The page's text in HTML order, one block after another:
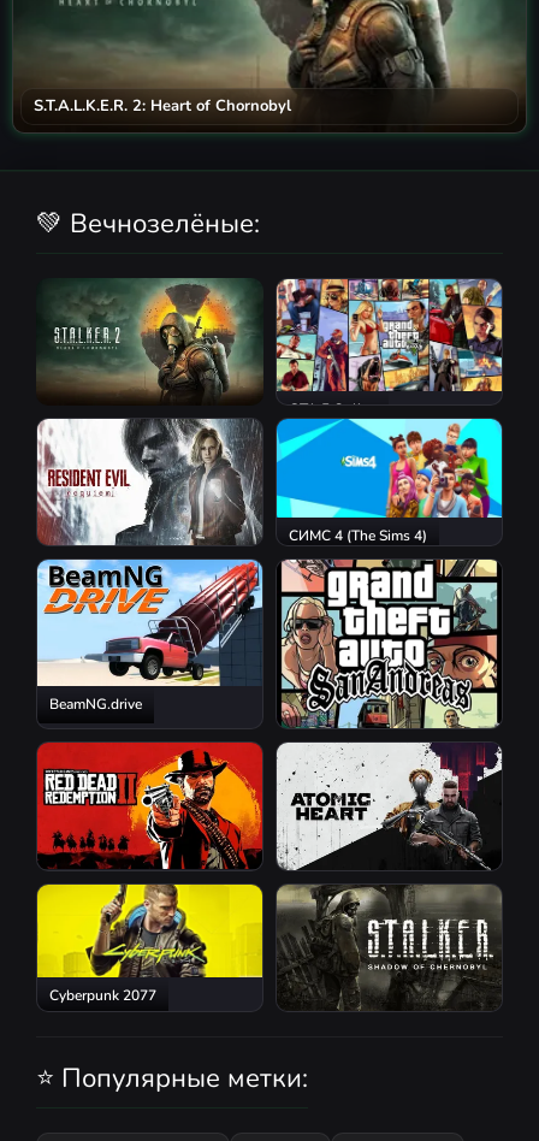
S.T.A.L.K.E.R. 2: Heart of Chornobyl
💚 Вечнозелёные:
S.T.A.L.K.E.R. 2: Heart of
Chornobyl
GTA 5 Online
Resident Evil Requiem
СИМС 4 (The Sims 4)
BeamNG.drive
GTA San Andreas
Red Dead Redemption 2 Atomic Heart
Cyberpunk 2077
⭐ Популярные метки: